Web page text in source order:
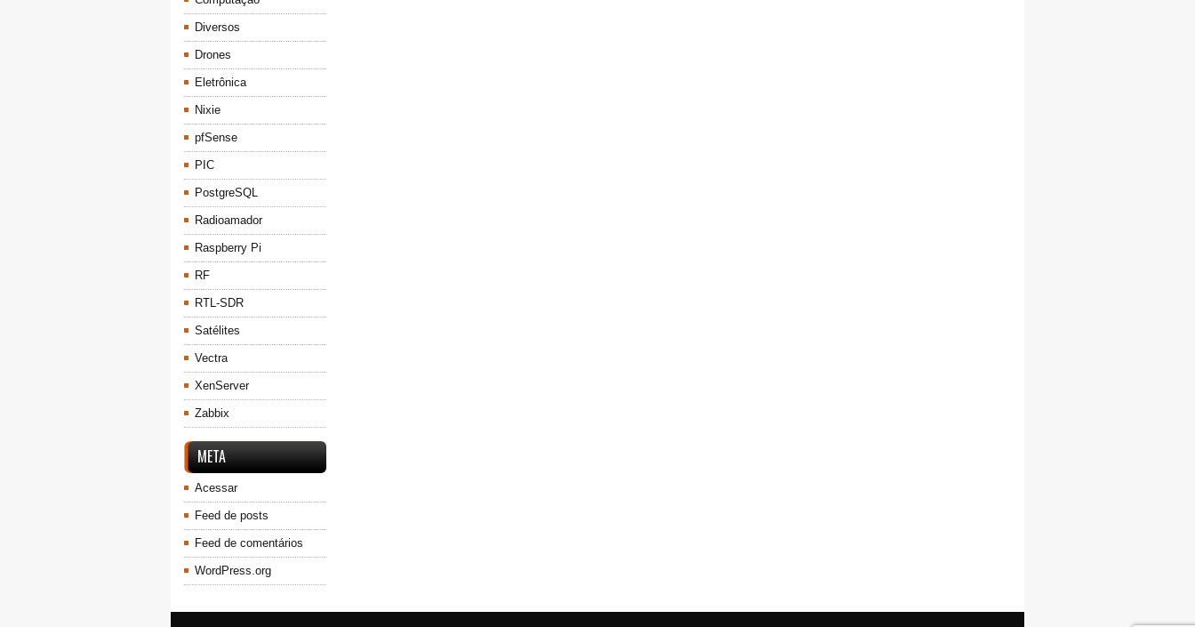
Diversos
Drones
Eletrônica
Nixie
pfSense
PIC
PostgreSQL
Radioamador
Raspberry Pi
RF
RTL-SDR
Satélites
Vectra
XenServer
Zabbix
META
Acessar
Feed de posts
Feed de comentários
WordPress.org